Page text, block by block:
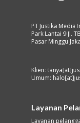
PT Justika Media
Park Lantai 9 Jl.
Pasar Minggu
Klien:
Umum:
Layanan
Layanan